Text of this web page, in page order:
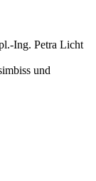
Ing. Petra Licht
und